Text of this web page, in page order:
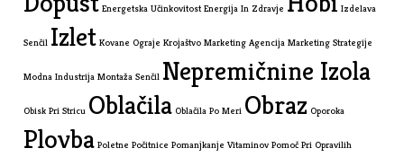
Energetska Učinkovitost Energija In Zdravje Izdelava
Senčil Izlet Kovane Ograje Krojaštvo Marketing Agencija Marketing Strategije
Modna Industrija Montaža Senčil Nepremičnine Izola
Obisk Pri Stricu Oblačila Oblačila Po Meri Obraz Oporoka
Plovba Poletne Počitnice Pomanjkanje Vitaminov Pomoč Pri Opravilih